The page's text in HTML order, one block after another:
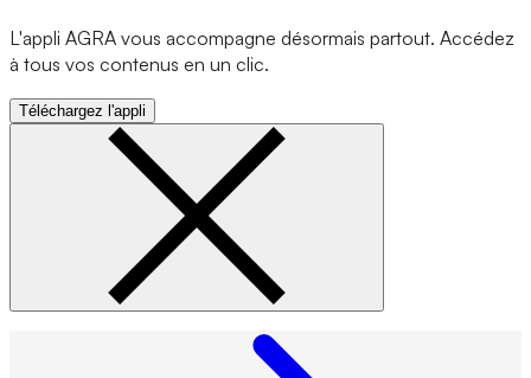
L'appli AGRA vous accompagne désormais partout. Accédez
à tous vos contenus en un clic.
Téléchargez l'appli